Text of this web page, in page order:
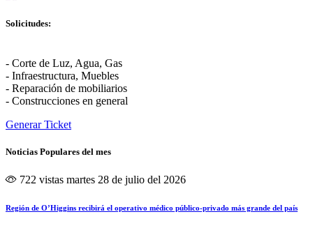
Solicitudes:
- Corte de Luz, Agua, Gas
- Infraestructura, Muebles
- Reparación de mobiliarios
- Construcciones en general
Generar Ticket
Noticias Populares del mes
722 vistas martes 28 de julio del 2026
Región de O’Higgins recibirá el operativo médico público-privado más grande del país